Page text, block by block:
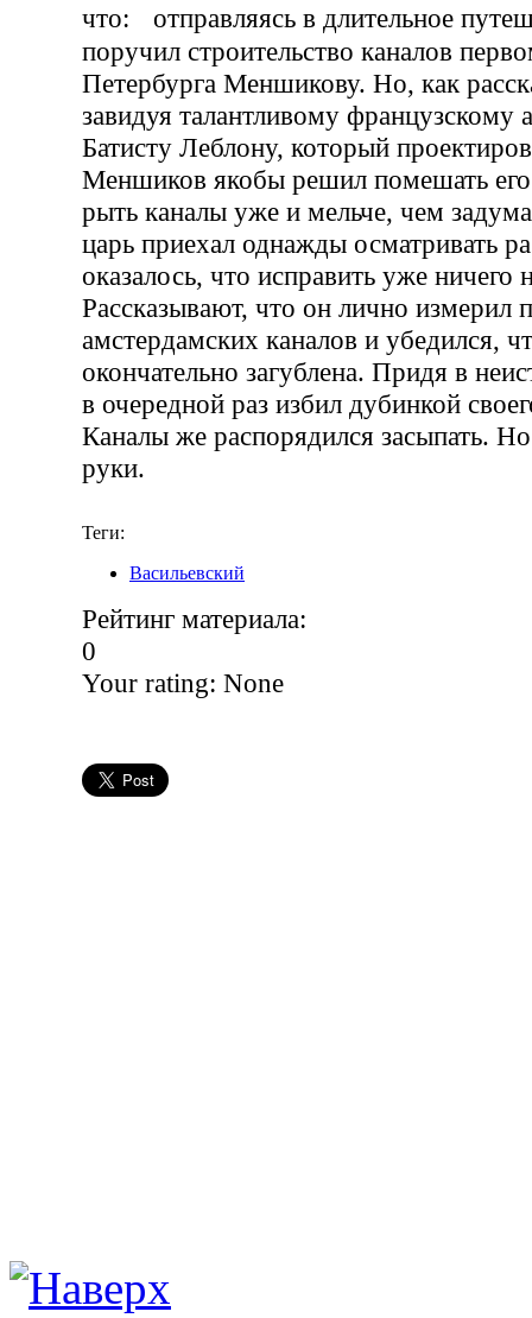
что: отправляясь в длительное
поручил строительство каналов
Петербурга Меншикову. Но, как
завидуя талантливому французскому
Батисту Леблону, который
Меншиков якобы решил помешать
рыть каналы уже и мельче, чем
царь приехал однажды осматривать
оказалось, что исправить уже ничего
Рассказывают, что он лично измерил
амстердамских каналов и убедился,
окончательно загублена. Придя в
в очередной раз избил дубинкой
Каналы же распорядился засыпать.
руки.
Теги:
Васильевский
Рейтинг материала:
0
Your rating: None